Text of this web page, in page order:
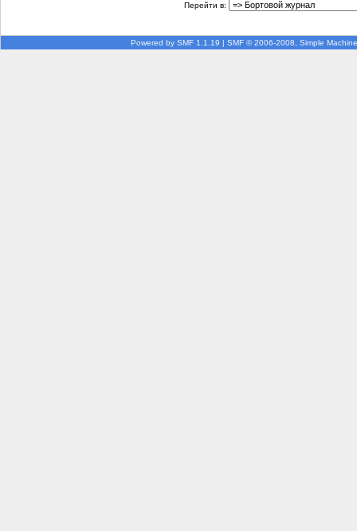
Перейти в:
Powered by SMF 1.1.19 | SMF © 2006-2008, Simple